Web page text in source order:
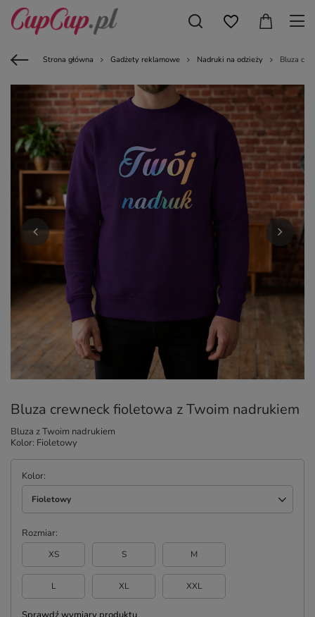
Strona główna Gadżety reklamowe Nadruki na odzieży Bluza
Bluza crewneck fioletowa z Twoim nadrukiem
Bluza z Twoim nadrukiem
Kolor: Fioletowy
Kolor
Fioletowy
Rozmiar
XS S M
L XL XXL